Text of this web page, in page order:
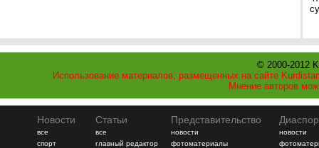
© 2000-2012
Использование материалов, размещенных на сайте
Мнение авторов
Новости
все
спорт
Статьи
все
главный редактор
Представительство
новости
фотоматериалы
новости